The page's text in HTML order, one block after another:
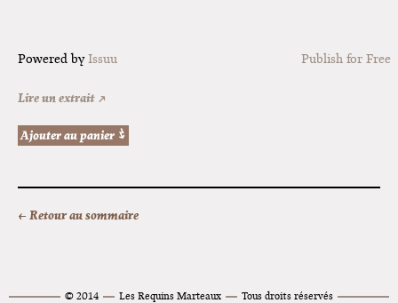
Powered byIssuu Publish for Free
Lire un extrait ↗
← Retour au sommaire
© 2014 Les Requins Marteaux
Tous droits réservés